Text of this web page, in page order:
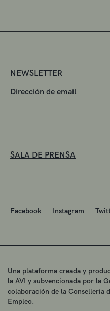
NEWSLETTER
SALA DE PRENSA
Facebook — Instagram —
Una plataforma creada y
la AVI y subvencionada por la
colaboración de la Conselleria
Empleo.